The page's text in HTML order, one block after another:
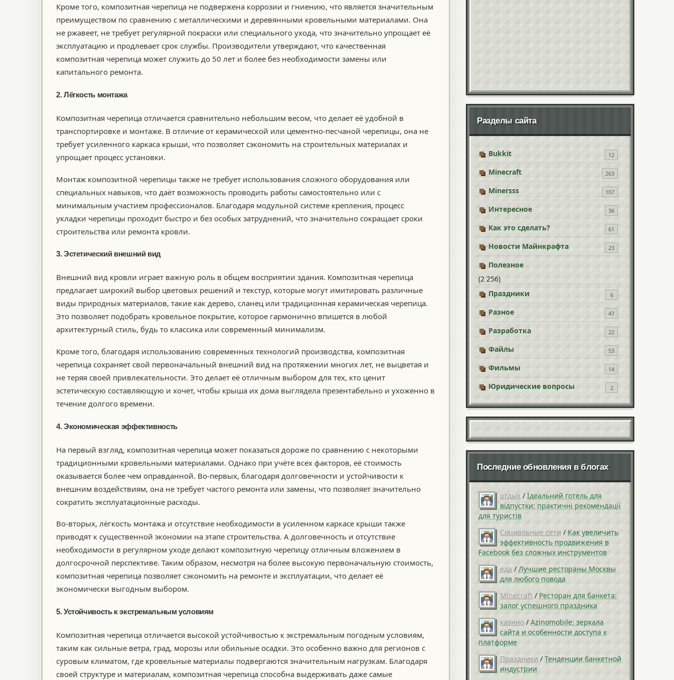
Кроме того, композитная черепица не подвержена коррозии и гниению, что является значительным
преимуществом по сравнению с металлическими и деревянными кровельными материалами. Она
не ржавеет, не требует регулярной покраски или специального ухода, что значительно упрощает её
эксплуатацию и продлевает срок службы. Производители утверждают, что качественная
композитная черепица может служить до 50 лет и более без необходимости замены или
капитального ремонта.
2. Лёгкость монтажа
Композитная черепица отличается сравнительно небольшим весом, что делает её удобной в
транспортировке и монтаже. В отличие от керамической или цементно-песчаной черепицы, она не
требует усиленного каркаса крыши, что позволяет сэкономить на строительных материалах и
упрощает процесс установки.
Монтаж композитной черепицы также не требует использования сложного оборудования или
специальных навыков, что даёт возможность проводить работы самостоятельно или с
минимальным участием профессионалов. Благодаря модульной системе крепления, процесс
укладки черепицы проходит быстро и без особых затруднений, что значительно сокращает сроки
строительства или ремонта кровли.
3. Эстетический внешний вид
Внешний вид кровли играет важную роль в общем восприятии здания. Композитная черепица
предлагает широкий выбор цветовых решений и текстур, которые могут имитировать различные
виды природных материалов, такие как дерево, сланец или традиционная керамическая черепица.
Это позволяет подобрать кровельное покрытие, которое гармонично впишется в любой
архитектурный стиль, будь то классика или современный минимализм.
Кроме того, благодаря использованию современных технологий производства, композитная
черепица сохраняет свой первоначальный внешний вид на протяжении многих лет, не выцветая и
не теряя своей привлекательности. Это делает её отличным выбором для тех, кто ценит
эстетическую составляющую и хочет, чтобы крыша их дома выглядела презентабельно и ухоженно в
течение долгого времени.
4. Экономическая эффективность
На первый взгляд, композитная черепица может показаться дороже по сравнению с некоторыми
традиционными кровельными материалами. Однако при учёте всех факторов, её стоимость
оказывается более чем оправданной. Во-первых, благодаря долговечности и устойчивости к
внешним воздействиям, она не требует частого ремонта или замены, что позволяет значительно
сократить эксплуатационные расходы.
Во-вторых, лёгкость монтажа и отсутствие необходимости в усиленном каркасе крыши также
приводят к существенной экономии на этапе строительства. А долговечность и отсутствие
необходимости в регулярном уходе делают композитную черепицу отличным вложением в
долгосрочной перспективе. Таким образом, несмотря на более высокую первоначальную стоимость,
композитная черепица позволяет сэкономить на ремонте и эксплуатации, что делает её
экономически выгодным выбором.
5. Устойчивость к экстремальным условиям
Композитная черепица отличается высокой устойчивостью к экстремальным погодным условиям,
таким как сильные ветра, град, морозы или обильные осадки. Это особенно важно для регионов с
суровым климатом, где кровельные материалы подвергаются значительным нагрузкам. Благодаря
своей структуре и материалам, композитная черепица способна выдерживать даже самые
Разделы сайта
Bukkit 12
Minecraft 263
Minersss 107
Интересное 36
Как это сделать? 61
Новости Майнкрафта 23
Полезное
(2 256)
Праздники
6
Разное 47
Разработка 22
Файлы 53
Фильмы 14
Юридические вопросы 2
Последние обновления в блогах
отдых / Ідеальний готель для
відпустки: практичні рекомендації
для туристів
Социальные сети / Как увеличить
эффективность продвижения в
Facebook без сложных инструментов
еда / Лучшие рестораны Москвы
для любого повода
Minecraft / Ресторан для банкета:
залог успешного праздника
казино / Azinomobile: зеркала
сайта и особенности доступа к
платформе
Праздники / Тенденции банкетной
индустрии